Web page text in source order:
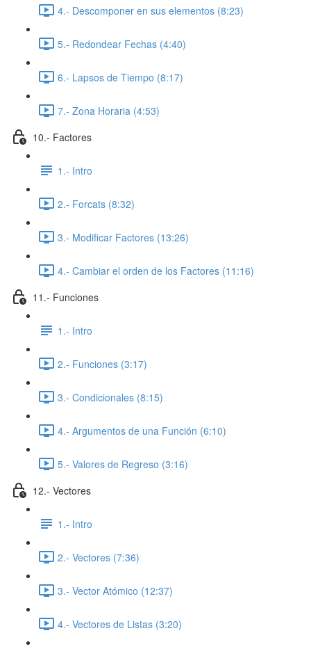
4.- Descomponer en sus elementos (8:23)
5.- Redondear Fechas (4:40)
6.- Lapsos de Tiempo (8:17)
7.- Zona Horaria (4:53)
10.- Factores
1.- Intro
2.- Forcats (8:32)
3.- Modificar Factores (13:26)
4.- Cambiar el orden de los Factores (11:16)
11.- Funciones
1.- Intro
2.- Funciones (3:17)
3.- Condicionales (8:15)
4.- Argumentos de una Función (6:10)
5.- Valores de Regreso (3:16)
12.- Vectores
1.- Intro
2.- Vectores (7:36)
3.- Vector Atómico (12:37)
4.- Vectores de Listas (3:20)